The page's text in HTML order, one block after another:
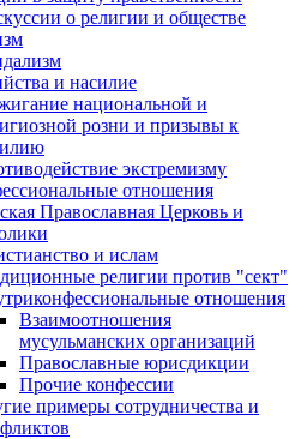
о религии и обществе
и насилие
национальной и
розни и призывы к
экстремизму
отношения
Православная Церковь и
и ислам
религии против "сект"
отношения
Взаимоотношения
мусульманских организаций
Православные юрисдикции
Прочие конфессии
примеры сотрудничества и